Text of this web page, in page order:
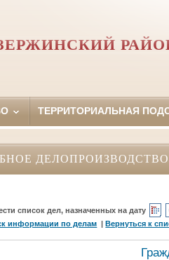
ТЕРРИТОРИАЛЬНАЯ
ДЕЛОПРОИЗВОДСТВО
список дел, назначенных на дату
информации по делам |Вернуться к